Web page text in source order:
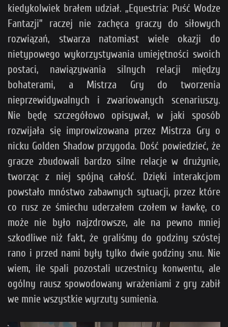
kiedykolwiek brałem udział. „Equestria: Puść Wodze
Fantazji” raczej nie zachęca graczy do siłowych
rozwiązań, stwarza natomiast wiele okazji do
nietypowego wykorzystywania umiejętności swoich
postaci, nawiązywania silnych relacji między
bohaterami, a Mistrza Gry do tworzenia
nieprzewidywalnych i zwariowanych scenariuszy.
Nie będę szczegółowo opisywał, w jaki sposób
rozwijała się improwizowana przez Mistrza Gry o
nicku Golden Shadow przygoda. Dość powiedzieć, że
gracze zbudowali bardzo silne relacje w drużynie,
tworząc z niej spójną całość. Dzięki interakcjom
powstało mnóstwo zabawnych sytuacji, przez które
co rusz ze śmiechu uderzałem czołem w ławkę, co
może nie było najzdrowsze, ale na pewno mniej
szkodliwe niż fakt, że graliśmy do godziny szóstej
rano i przed nami były tylko dwie godziny snu. Nie
wiem, ile spali pozostali uczestnicy konwentu, ale
ogólny rausz spowodowany wrażeniami z gry zabił
we mnie wszystkie wyrzuty sumienia.